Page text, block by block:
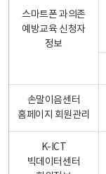
스마트폰 과의존
예방교육 신청자
정보
손말이음센터
홈페이지 회원관리
K-ICT
빅데이터센터